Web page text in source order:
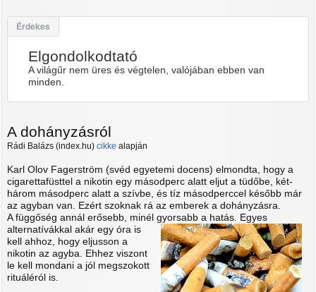
Érdekes
Elgondolkodtató
A világűr nem üres és végtelen, valójában ebben van
minden.
A dohányzásról
Rádi Balázs (index.hu) cikke alapján
Karl Olov Fagerström (svéd egyetemi docens) elmondta, hogy a
cigarettafüsttel a nikotin egy másodperc alatt eljut a tüdőbe, két-
három másodperc alatt a szívbe, és tíz másodperccel később már
az agyban van. Ezért szoknak rá az emberek a dohányzásra.
A függőség annál erősebb, minél gyorsabb a hatás. Egyes
alternatívákkal akár egy óra is
kell ahhoz, hogy eljusson a
nikotin az agyba. Ehhez viszont
le kell mondani a jól megszokott
rituáléról is.